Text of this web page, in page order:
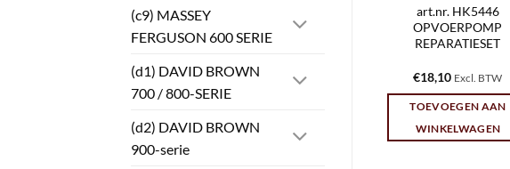
(c9) MASSEY
FERGUSON 600 SERIE
(d1) DAVID BROWN
700 / 800-SERIE
(d2) DAVID BROWN
900-serie
art.nr. HK5446
OPVOERPOMP
REPARATIESET
€18,10 Excl. BTW
TOEVOEGEN AAN
WINKELWAGEN